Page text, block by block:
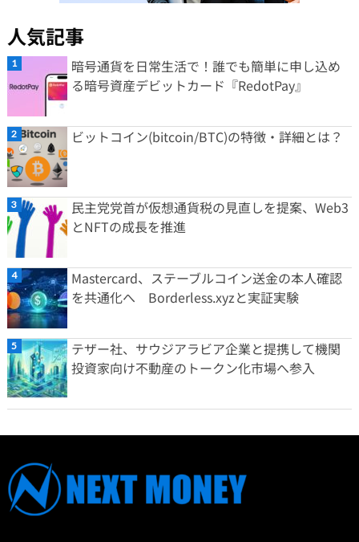
人気記事
暗号通貨を日常生活で！誰でも簡単に申し込め
る暗号資産デビットカード『RedotPay』
ビットコイン(bitcoin/BTC)の特徴・詳細とは？
民主党党首が仮想通貨税の見直しを提案、Web3
とNFTの成長を推進
Mastercard、ステーブルコイン送金の本人確認
を共通化へ Borderless.xyzと実証実験
テザー社、サウジアラビア企業と提携して機関
投資家向け不動産のトークン化市場へ参入